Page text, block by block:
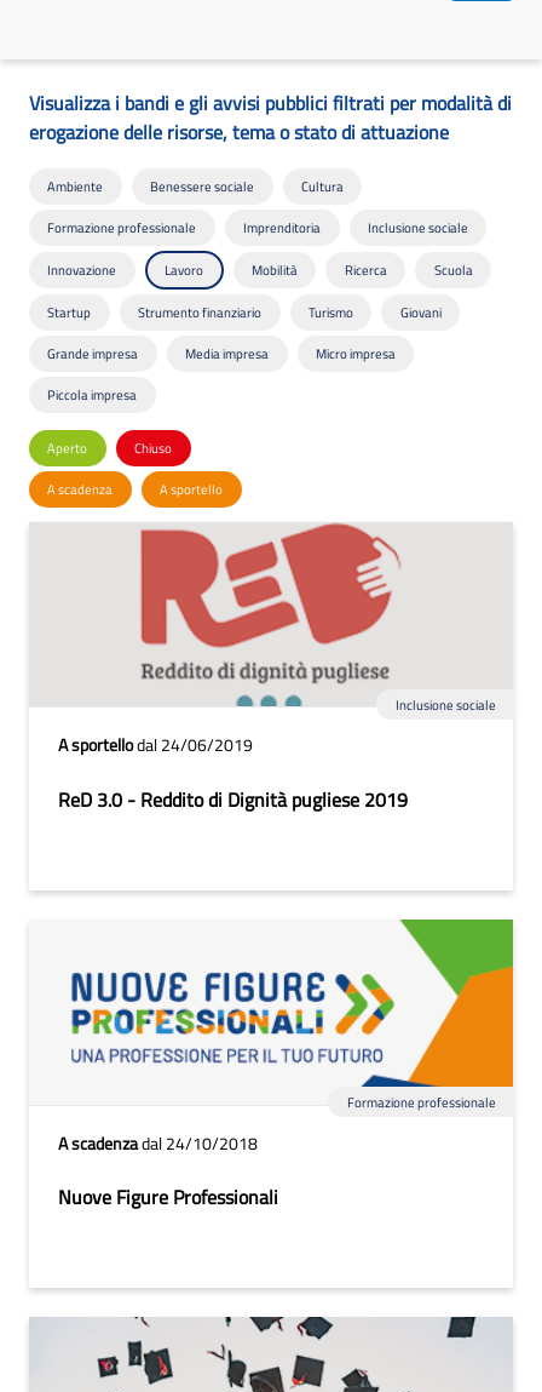
Inclusione sociale
A sportellodal 24/06/2019
ReD 3.0 - Reddito di Dignità pugliese 2019
Formazione professionale
A scadenzadal 24/10/2018
Nuove Figure Professionali
Visualizza i bandi e gli avvisi pubblici filtrati per modalità di
erogazione delle risorse, tema o stato di attuazione
Ambiente Benessere sociale Cultura
Formazione professionale Imprenditoria Inclusione sociale
Innovazione Lavoro Mobilità Ricerca Scuola
Startup Strumento finanziario Turismo Giovani
Grande impresa Media impresa Micro impresa
Piccola impresa
Aperto Chiuso
A scadenza A sportello